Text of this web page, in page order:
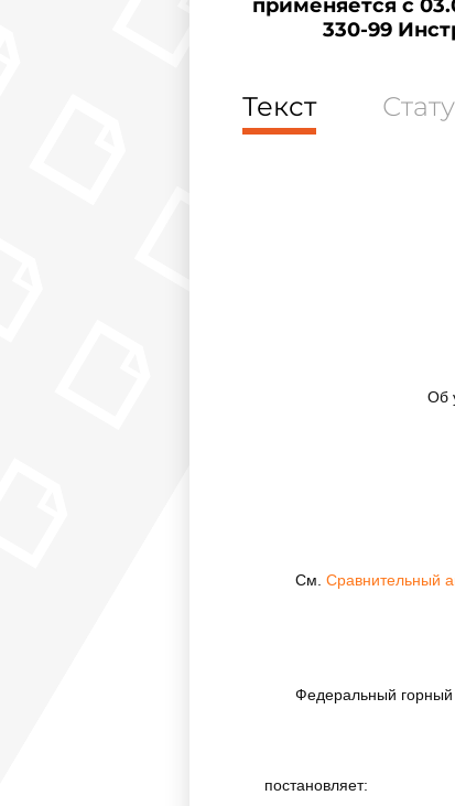
применяется с
330-99
Текст
Об
См. Сравнительный
Федеральный
постановляет: